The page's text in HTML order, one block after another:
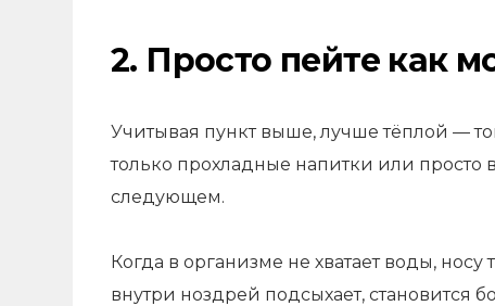
2. Просто пейте как
Учитывая пункт выше, лучше тёплой —
только прохладные напитки или просто
следующем.
Когда в организме не хватает воды,
внутри ноздрей подсыхает, становится